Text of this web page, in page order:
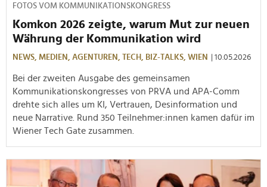
FOTOS VOM KOMMUNIKATIONSKONGRESS
Komkon 2026 zeigte, warum Mut zur neuen
Währung der Kommunikation wird
NEWS, MEDIEN, AGENTUREN, TECH, BIZ-TALKS, WIEN | 10.05.2026
Bei der zweiten Ausgabe des gemeinsamen
Kommunikationskongresses von PRVA und APA-Comm
drehte sich alles um KI, Vertrauen, Desinformation und
neue Narrative. Rund 350 Teilnehmer:innen kamen dafür im
Wiener Tech Gate zusammen.